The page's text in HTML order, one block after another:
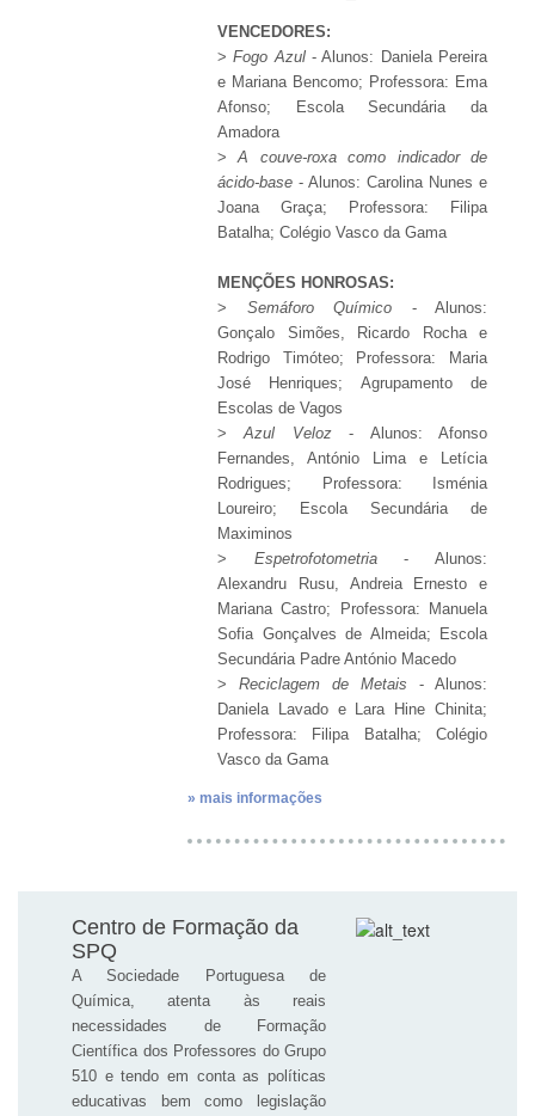
VENCEDORES:
>Fogo Azul- Alunos: Daniela Pereira
e Mariana Bencomo; Professora: Ema
Afonso; Escola Secundária da
Amadora
>A couve-roxa como indicador de
ácido-base - Alunos: Carolina Nunes e
Joana Graça; Professora: Filipa
Batalha; Colégio Vasco da Gama
MENÇÕES HONROSAS:
> Semáforo Químico - Alunos:
Gonçalo Simões, Ricardo Rocha e
Rodrigo Timóteo; Professora: Maria
José Henriques; Agrupamento de
Escolas de Vagos
>Azul Veloz- Alunos: Afonso
Fernandes, António Lima e Letícia
Rodrigues; Professora: Isménia
Loureiro; Escola Secundária de
Maximinos
> Espetrofotometria- Alunos:
Alexandru Rusu, Andreia Ernesto e
Mariana Castro; Professora: Manuela
Sofia Gonçalves de Almeida; Escola
Secundária Padre António Macedo
> Reciclagem de Metais - Alunos:
Daniela Lavado e Lara Hine Chinita;
Professora: Filipa Batalha; Colégio
Vasco da Gama
» mais informações
Centro de Formação da
SPQ
A Sociedade Portuguesa de
Química, atenta às reais
necessidades de Formação
Científica dos Professores do Grupo
510 e tendo em conta as políticas
educativas bem como legislação